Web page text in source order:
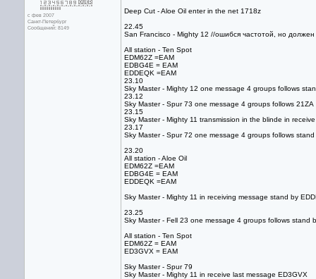
с фев 2007
Санкт-Петербург
Сообщений: 8149
Deep Cut - Aloe Oil enter in the net 1718z
22.45
San Francisco - Mighty 12 //ошибся частотой, но
All station - Ten Spot
EDM62Z =EAM
EDBG4E = EAM
EDDEQK =EAM
23.10
Sky Master - Mighty 12 one message 4 groups follows
23.12
Sky Master - Spur 73 one message 4 groups follows 21ZA
23.15
Sky Master - Mighty 11 transmission in the blinde in
23.17
Sky Master - Spur 72 one message 4 groups follows stand
23.20
All station - Aloe Oil
EDM62Z =EAM
EDBG4E = EAM
EDDEQK =EAM
Sky Master - Mighty 11 in receiving message stand by
23.25
Sky Master - Fell 23 one message 4 groups follows stand
All station - Ten Spot
EDM62Z = EAM
ED3GVX = EAM
Sky Master - Spur 79
Sky Master - Mighty 11 in receive last message ED3GVX